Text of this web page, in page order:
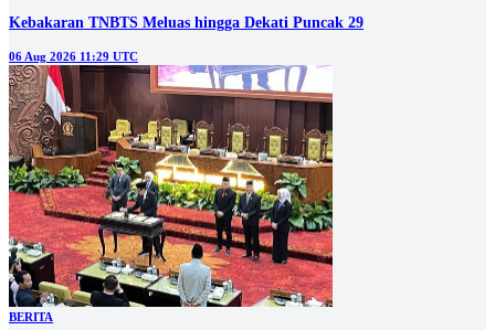
Kebakaran TNBTS Meluas hingga Dekati Puncak 29
06 Aug 2026 11:29 UTC
BERITA